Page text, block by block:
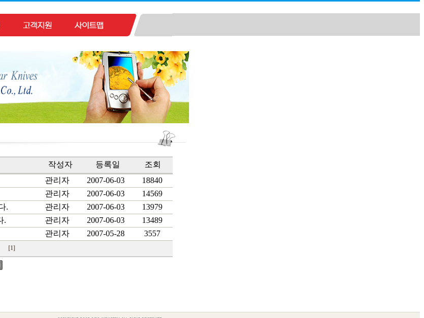
작성자 등록일
조회
관리자 2007-06-03
18840
관리자 2007-06-03
14569
. 관리자 2007-06-03
13979
. 관리자 2007-06-03
13489
관리자 2007-05-28 3557
[1]